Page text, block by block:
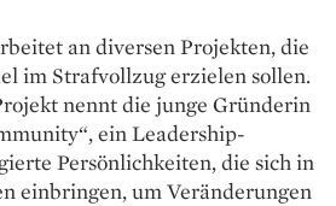
an diversen Projekten, die
im Strafvollzug erzielen sollen.
nennt die junge Gründerin
ein Leadership-
Persönlichkeiten, die sich in
einbringen, um Veränderungen